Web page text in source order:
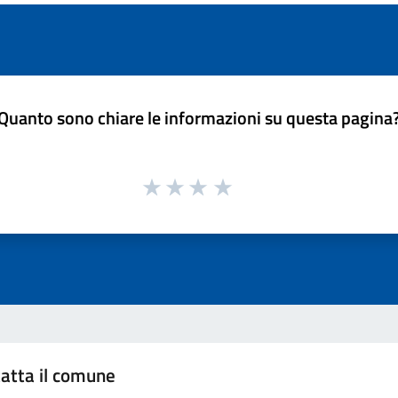
sono chiare le informazioni su questa
il comune